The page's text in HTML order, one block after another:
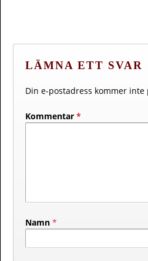
LÄMNA ETT SVAR
Din e-postadress kommer inte
Kommentar *
Namn *